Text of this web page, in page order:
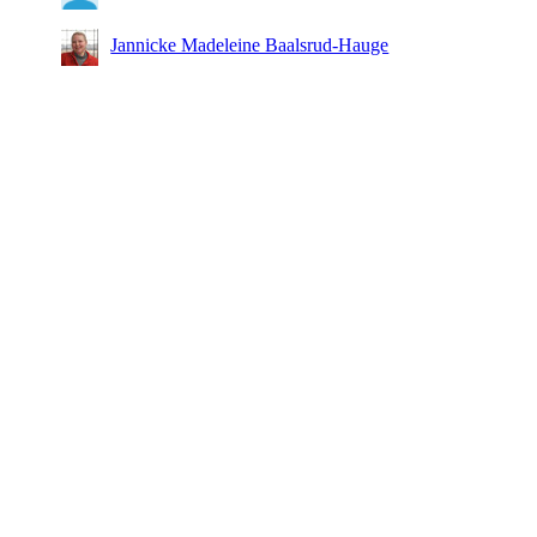
Jannicke Madeleine Baalsrud-Hauge